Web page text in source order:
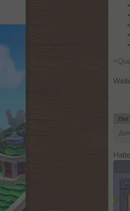
~
Zitat